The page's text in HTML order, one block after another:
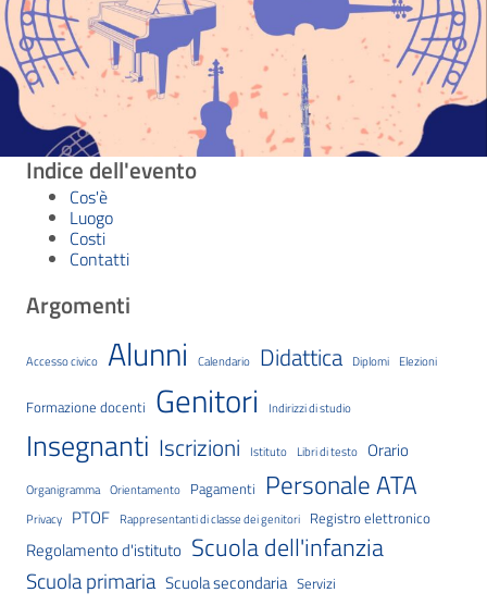
Indice dell'evento
Cos'è
Luogo
Costi
Contatti
Argomenti
Accesso civico Alunni Calendario Didattica Diplomi Elezioni
Formazione docenti Genitori Indirizzi di studio
Insegnanti Iscrizioni Istituto Libri di testo Orario
Organigramma Orientamento Pagamenti Personale ATA
Privacy PTOF Rappresentanti di classe dei genitori Registro elettronico
Regolamento d'istituto Scuola dell'infanzia
Scuola primaria Scuola secondaria Servizi